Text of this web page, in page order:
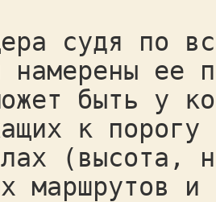
судя по
намерены ее
быть у
к порогу
(высота,
маршрутов